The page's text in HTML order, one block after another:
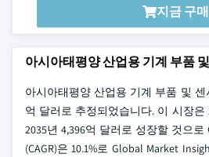
지금 구매
아시아태평양 산업용 기계 부품
아시아태평양 산업용 기계 부품 및 센
억 달러로 추정되었습니다. 이 시장은
2035년 4,396억 달러로 성장할 것으
(CAGR)은 10.1%로 Global Market